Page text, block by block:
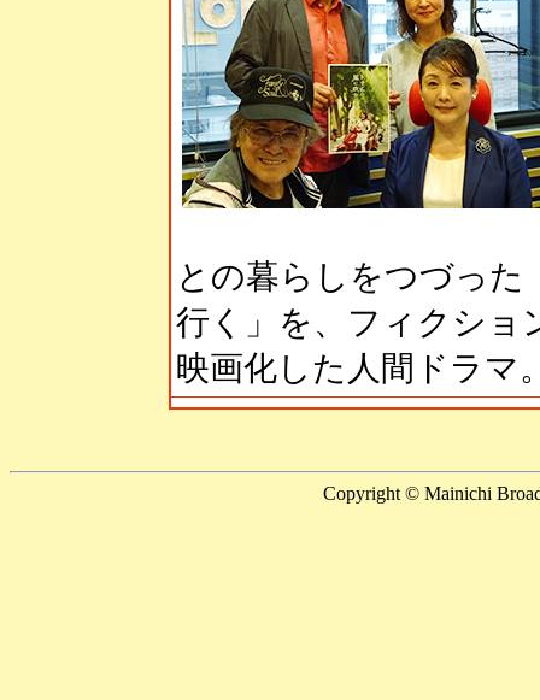
との暮らしをつづった
行く」を、フィクショ
映画化した人間ドラマ
Copyright © Mainichi